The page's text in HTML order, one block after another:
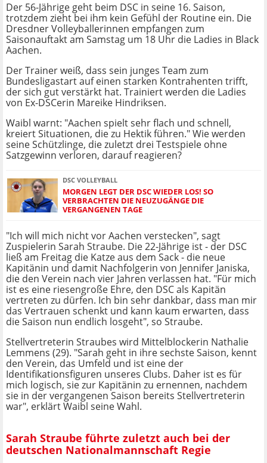
Der 56-Jährige geht beim DSC in seine 16. Saison,
trotzdem zieht bei ihm kein Gefühl der Routine ein. Die
Dresdner Volleyballerinnen empfangen zum
Saisonauftakt am Samstag um 18 Uhr die Ladies in Black
Aachen.
Der Trainer weiß, dass sein junges Team zum
Bundesligastart auf einen starken Kontrahenten trifft,
der sich gut verstärkt hat. Trainiert werden die Ladies
von Ex-DSCerin Mareike Hindriksen.
Waibl warnt: "Aachen spielt sehr flach und schnell,
kreiert Situationen, die zu Hektik führen." Wie werden
seine Schützlinge, die zuletzt drei Testspiele ohne
Satzgewinn verloren, darauf reagieren?
DSC VOLLEYBALL
MORGEN LEGT DER DSC WIEDER LOS! SO
VERBRACHTEN DIE NEUZUGÄNGE DIE
VERGANGENEN TAGE
"Ich will mich nicht vor Aachen verstecken", sagt
Zuspielerin Sarah Straube. Die 22-Jährige ist - der DSC
ließ am Freitag die Katze aus dem Sack - die neue
Kapitänin und damit Nachfolgerin von Jennifer Janiska,
die den Verein nach vier Jahren verlassen hat. "Für mich
ist es eine riesengroße Ehre, den DSC als Kapitän
vertreten zu dürfen. Ich bin sehr dankbar, dass man mir
das Vertrauen schenkt und kann kaum erwarten, dass
die Saison nun endlich losgeht", so Straube.
Stellvertreterin Straubes wird Mittelblockerin Nathalie
Lemmens (29). "Sarah geht in ihre sechste Saison, kennt
den Verein, das Umfeld und ist eine der
Identifikationsfiguren unseres Clubs. Daher ist es für
mich logisch, sie zur Kapitänin zu ernennen, nachdem
sie in der vergangenen Saison bereits Stellvertreterin
war", erklärt Waibl seine Wahl.
Sarah Straube führte zuletzt auch bei der
deutschen Nationalmannschaft Regie